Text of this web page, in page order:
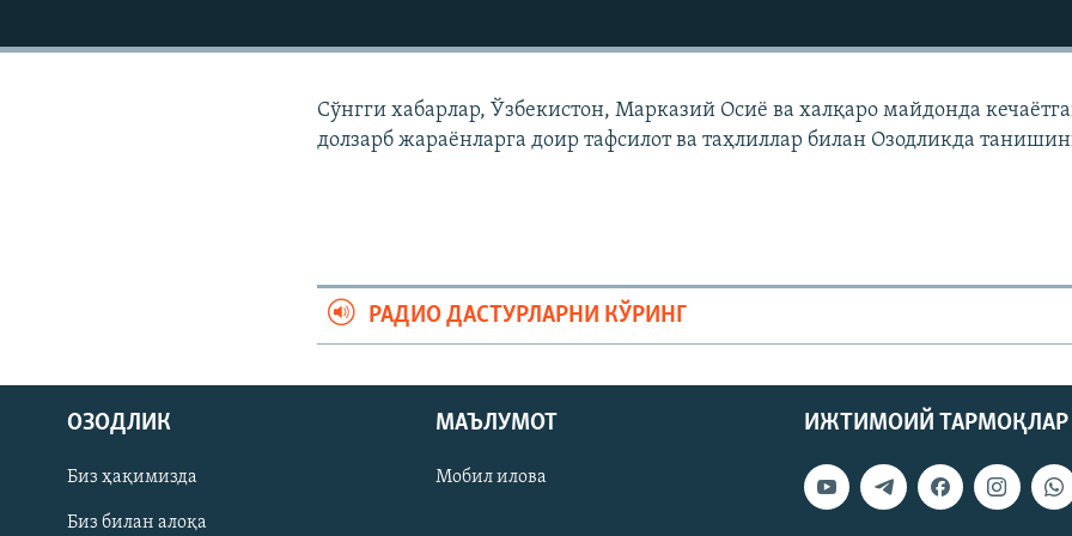
На русском
ИЖТИМОИЙ ТАРМОҚЛАР
Сўнгги хабарлар, Ўзбекистон, Марказий Осиë ва халқаро майдонда
долзарб жараëнларга доир тафсилот ва таҳлиллар билан Озодликда
РАДИО ДАСТУРЛАРНИ КЎРИНГ
ИЖТИМОИЙ ТАРМОҚЛАР
ОЗОДЛИК
Биз ҳақимизда
Биз билан алоқа
МАЪЛУМОТ
Мобил илова